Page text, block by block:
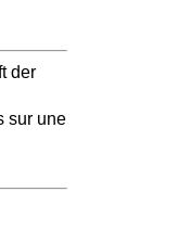
der
sur une